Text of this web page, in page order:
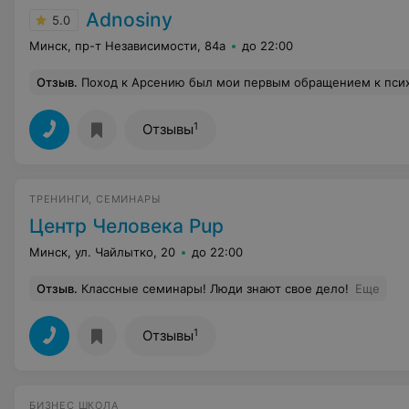
5.0 Adnosiny
Минск, пр-т Независимости, 84а до 22:00
Отзыв. Поход к Арсению был мои первым обращением к психологу, результатом остался доволен, спустя некоторое время понял, что вынес для
Отзывы1
ТРЕНИНГИ, СЕМИНАРЫ
Центр Человека Pup
Минск, ул. Чайлытко, 20 до 22:00
Отзыв. Классные семинары! Люди знают свое дело! Еще
Отзывы1
БИЗНЕС ШКОЛА